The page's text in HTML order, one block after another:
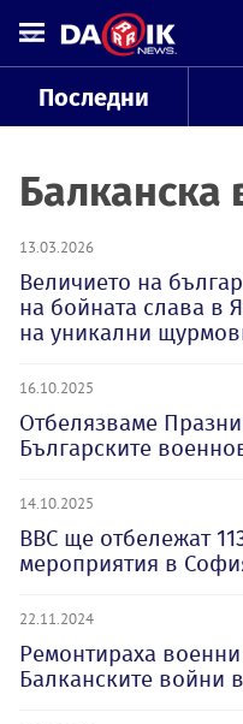
Последни
Балканска
13.03.2026
Величието на
на бойната слава в
на уникални
16.10.2025
Отбелязваме
Българските
14.10.2025
ВВС ще отбележат
мероприятия в
22.11.2024
Ремонтираха
Балканските войни